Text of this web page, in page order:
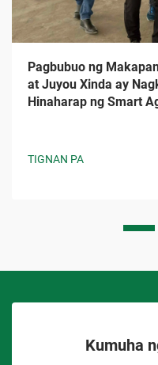
Pagbubuo ng
at Juyou Xinda ay
Hinaharap ng Smart
TIGNAN PA
Kumuha